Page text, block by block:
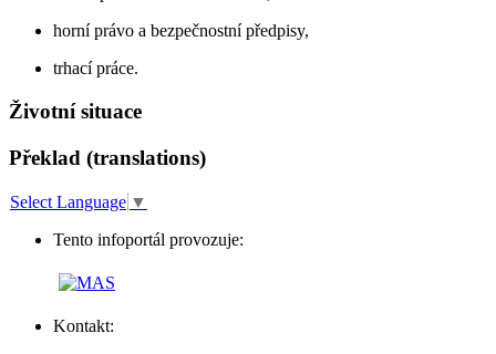
horní právo a bezpečnostní předpisy,
trhací práce.
Životní situace
Překlad (translations)
Select Language ▼
Tento infoportál provozuje:
Kontakt: